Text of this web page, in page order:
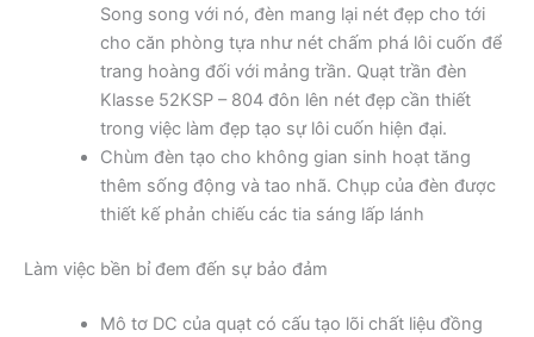
Song song với nó, đèn mang lại nét đẹp cho tới
cho căn phòng tựa như nét chấm phá lôi cuốn để
trang hoàng đối với mảng trần. Quạt trần đèn
Klasse 52KSP – 804 đôn lên nét đẹp cần thiết
trong việc làm đẹp tạo sự lôi cuốn hiện đại.
Chùm đèn tạo cho không gian sinh hoạt tăng
thêm sống động và tao nhã. Chụp của đèn được
thiết kế phản chiếu các tia sáng lấp lánh
Làm việc bền bỉ đem đến sự bảo đảm
Mô tơ DC của quạt có cấu tạo lõi chất liệu đồng